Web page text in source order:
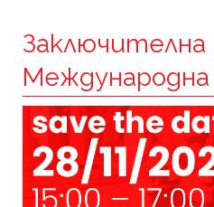
Заключителна